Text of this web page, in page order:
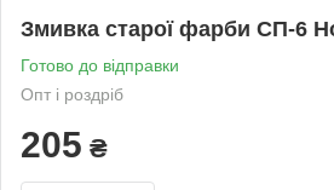
Змивка старої фарби СП-6
Готово до відправки
Опт і роздріб
205 ₴